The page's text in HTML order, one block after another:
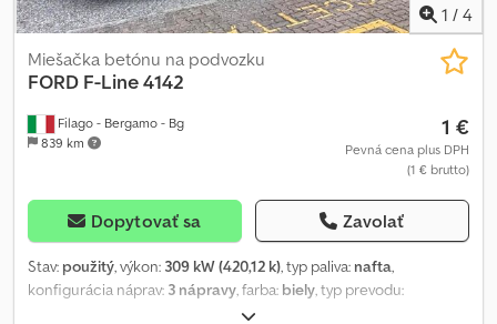
1 / 4
Filago - Bergamo - Bg
839 km
Miešačka betónu na podvozku
FORD F-Line 4142
1 €
Pevná cena plus DPH
(1 € brutto)
Dopytovať sa Zavolať
Stav: použitý, výkon: 309 kW (420,12 k), typ paliva: nafta,
konfigurácia náprav: 3 nápravy , farba: biely , typ prevodu:
Euro 6